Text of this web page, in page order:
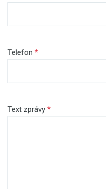
Telefon *
Text zprávy *